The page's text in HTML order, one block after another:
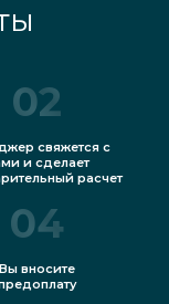
02
свяжется с
и сделает
расчет
04
Вы вносите